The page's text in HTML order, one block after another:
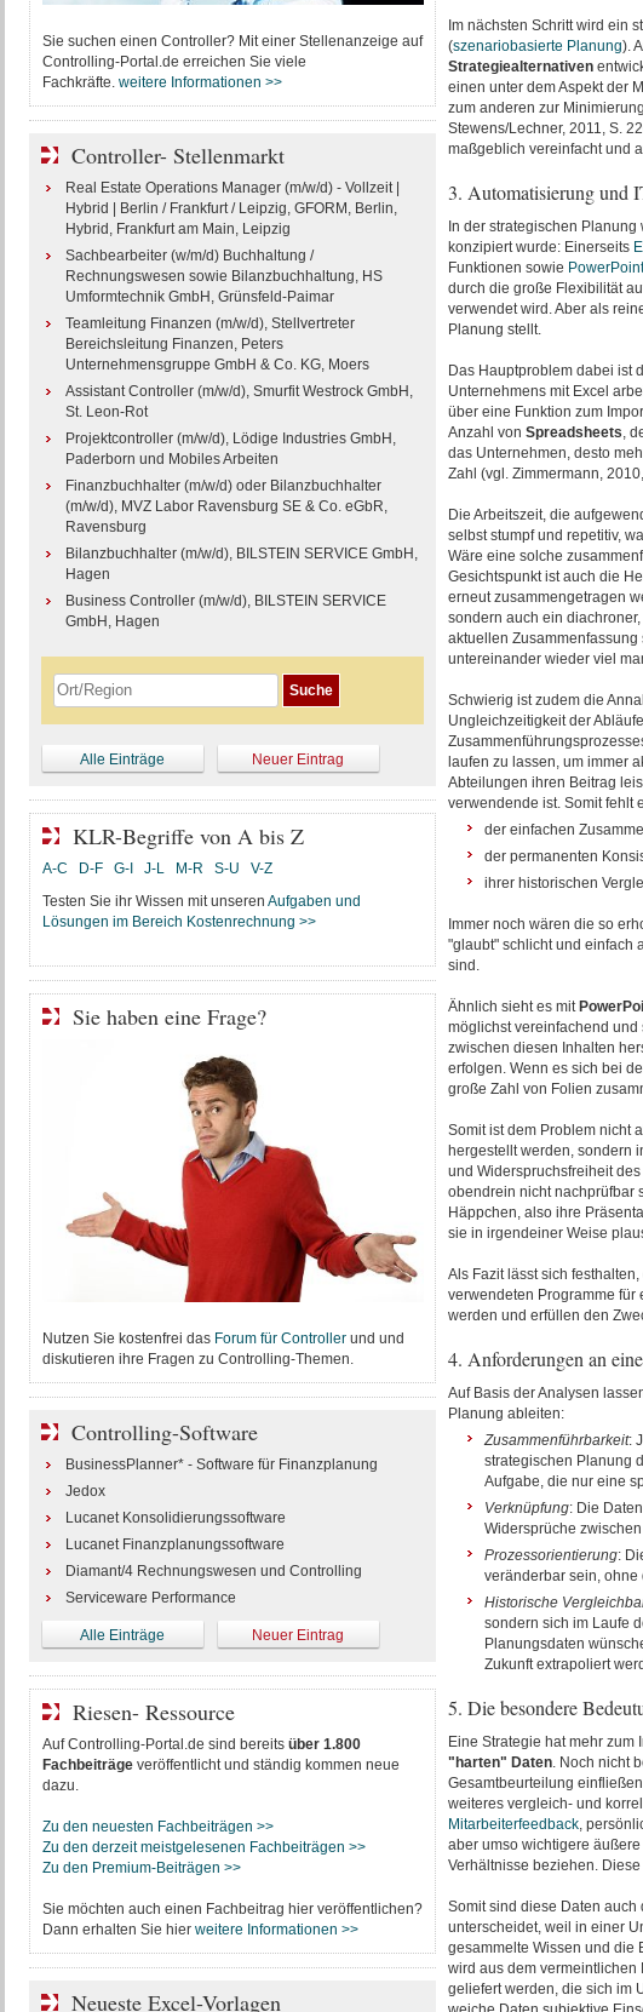
Im nächsten Schritt wird ein
(szenariobasierte Planung).
Strategiealternativen
einen unter dem Aspekt der
zum anderen zur
Stewens/Lechner, 2011, S.
maßgeblich vereinfacht und
3. Automatisierung und
In der strategischen
konzipiert wurde: Einerseits
Funktionen sowie PowerPoint
durch die große Flexibilität
verwendet wird. Aber als
Planung stellt.
Das Hauptproblem dabei ist
Unternehmens mit Excel
über eine Funktion zum
Anzahl von Spreadsheets,
das Unternehmen, desto
Zahl (vgl. Zimmermann,
Die Arbeitszeit, die
selbst stumpf und repetitiv,
Wäre eine solche
Gesichtspunkt ist auch die
erneut zusammengetragen
sondern auch ein
aktuellen
untereinander wieder viel
Schwierig ist zudem die
Ungleichzeitigkeit der
laufen zu lassen, um immer
Abteilungen ihren Beitrag
verwendende ist. Somit fehlt
der einfachen
der permanenten
ihrer historischen
Immer noch wären die so
"glaubt" schlicht und einfach
sind.
Ähnlich sieht es mit
möglichst vereinfachend
zwischen diesen Inhalten
erfolgen. Wenn es sich bei
große Zahl von Folien
Somit ist dem Problem nicht
hergestellt werden, sondern
und Widerspruchsfreiheit
obendrein nicht nachprüfbar
Häppchen, also ihre
sie in irgendeiner Weise
Als Fazit lässt sich
verwendeten Programme für
werden und erfüllen den
4. Anforderungen an
Auf Basis der Analysen
Planung ableiten:
Zusammenführbarkeit:
strategischen Planung
Aufgabe, die nur eine
Verknüpfung: Die
Widersprüche
Prozessorientierung:
veränderbar sein,
Historische
sondern sich im Laufe
Planungsdaten
Zukunft extrapoliert
5. Die besondere
Eine Strategie hat mehr zum
"harten" Daten. Noch nicht
Gesamtbeurteilung
weiteres vergleich- und
Mitarbeiterfeedback,
aber umso wichtigere
Verhältnisse beziehen.
Somit sind diese Daten
unterscheidet, weil in einer
gesammelte Wissen und die
wird aus dem vermeintlichen
geliefert werden, die sich im
Sie suchen einen Controller? Mit einer Stellenanzeige auf
Controlling-Portal.de erreichen Sie viele
Fachkräfte. weitere Informationen >>
Controller- Stellenmarkt
Real Estate Operations Manager (m/w/d) - Vollzeit |
Hybrid | Berlin / Frankfurt / Leipzig, GFORM, Berlin,
Hybrid, Frankfurt am Main, Leipzig
Sachbearbeiter (w/m/d) Buchhaltung /
Rechnungswesen sowie Bilanzbuchhaltung, HS
Umformtechnik GmbH, Grünsfeld-Paimar
Teamleitung Finanzen (m/w/d), Stellvertreter
Bereichsleitung Finanzen, Peters
Unternehmensgruppe GmbH & Co. KG, Moers
Assistant Controller (m/w/d), Smurfit Westrock GmbH,
St. Leon-Rot
Projektcontroller (m/w/d), Lödige Industries GmbH,
Paderborn und Mobiles Arbeiten
Finanzbuchhalter (m/w/d) oder Bilanzbuchhalter
(m/w/d), MVZ Labor Ravensburg SE & Co. eGbR,
Ravensburg
Bilanzbuchhalter (m/w/d), BILSTEIN SERVICE GmbH,
Hagen
Business Controller (m/w/d), BILSTEIN SERVICE
GmbH, Hagen
Alle Einträge Neuer Eintrag
KLR-Begriffe von A bis Z
A-C D-F G-I J-L M-R S-U
V-Z
Testen Sie ihr Wissen mit unseren Aufgaben und
Lösungen im Bereich Kostenrechnung >>
Sie haben eine Frage?
Nutzen Sie kostenfrei das Forum für Controllerund und
diskutieren ihre Fragen zu Controlling-Themen.
Controlling-Software
BusinessPlanner* - Software für Finanzplanung
Jedox
Lucanet Konsolidierungssoftware
Lucanet Finanzplanungssoftware
Diamant/4 Rechnungswesen und Controlling
Serviceware Performance
Alle Einträge Neuer Eintrag
Riesen- Ressource
Auf Controlling-Portal.de sind bereits über 1.800
Fachbeiträgeveröffentlicht und ständig kommen neue
dazu.
Zu den neuesten Fachbeiträgen >>
Zu den derzeit meistgelesenen Fachbeiträgen >>
Zu den Premium-Beiträgen >>
Sie möchten auch einen Fachbeitrag hier veröffentlichen?
Dann erhalten Sie hier weitere Informationen >>
Neueste Excel-Vorlagen